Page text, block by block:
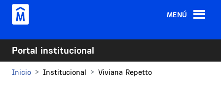
Pasar al contenido principal
MENÚ
Portal institucional
Inicio Institucional Viviana Repetto